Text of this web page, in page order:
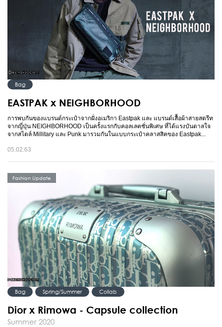
Bag
EASTPAK x NEIGHBORHOOD
การพบกันของแบรนด์กระเป๋าจากฝั่งอเมริกา Eastpak และ แบรนด์เสื้อผ้าสายสตรีท
จากญี่ปุ่น NEIGHBORHOOD เป็นครั้งแรกกับคอลเลคชั่นพิเศษ ที่ได้แรงบันดาลใจ
จากสไตล์ Millitary และ Punk มารวมกันในแบบกระเป๋าคลาสสิคของ Eastpak...
05.02.63
Fashion Update
Bag Spring/Summer Collab
Dior x Rimowa - Capsule collection
Summer 2020